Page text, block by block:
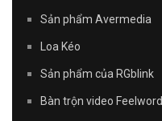
Sản phẩm Avermedia
Loa Kéo
Sản phẩm của RGblink
Bàn trộn video Feelword